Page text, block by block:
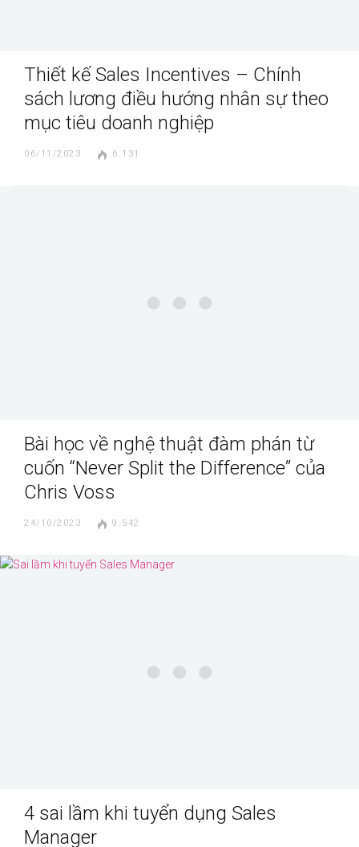
Thiết kế Sales Incentives – Chính
sách lương điều hướng nhân sự theo
mục tiêu doanh nghiệp
06/11/2023 6.131
Bài học về nghệ thuật đàm phán từ
cuốn “Never Split the Difference” của
Chris Voss
24/10/2023 9.542
4 sai lầm khi tuyển dụng Sales
Manager